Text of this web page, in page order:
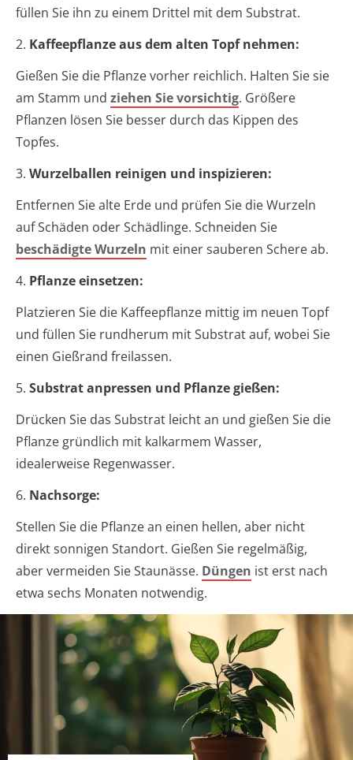
füllen Sie ihn zu einem Drittel mit dem Substrat.
2. Kaffeepflanze aus dem alten Topf nehmen:
Gießen Sie die Pflanze vorher reichlich. Halten Sie sie
am Stamm und ziehen Sie vorsichtig. Größere
Pflanzen lösen Sie besser durch das Kippen des
Topfes.
3. Wurzelballen reinigen und inspizieren:
Entfernen Sie alte Erde und prüfen Sie die Wurzeln
auf Schäden oder Schädlinge. Schneiden Sie
beschädigte Wurzeln mit einer sauberen Schere ab.
4. Pflanze einsetzen:
Platzieren Sie die Kaffeepflanze mittig im neuen Topf
und füllen Sie rundherum mit Substrat auf, wobei Sie
einen Gießrand freilassen.
5. Substrat anpressen und Pflanze gießen:
Drücken Sie das Substrat leicht an und gießen Sie die
Pflanze gründlich mit kalkarmem Wasser,
idealerweise Regenwasser.
6. Nachsorge:
Stellen Sie die Pflanze an einen hellen, aber nicht
direkt sonnigen Standort. Gießen Sie regelmäßig,
aber vermeiden Sie Staunässe. Düngen ist erst nach
etwa sechs Monaten notwendig.